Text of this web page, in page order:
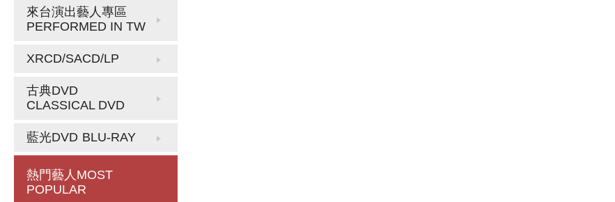
來台演出藝人專區
PERFORMED IN TW
XRCD/SACD/LP
古典DVD
CLASSICAL DVD
藍光DVD BLU-RAY
熱門藝人 MOST
POPULAR